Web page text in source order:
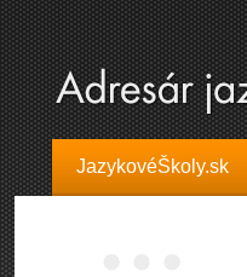
JazykovéŠkoly.sk